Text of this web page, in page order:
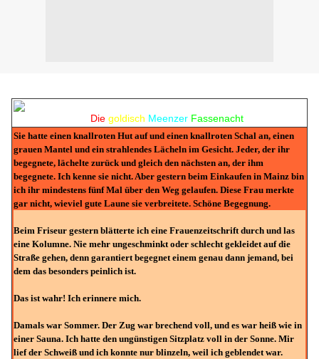
Die goldisch Meenzer Fassenacht
Sie hatte einen knallroten Hut auf und einen knallroten Schal an, einen
grauen Mantel und ein strahlendes Lächeln im Gesicht. Jeder, der ihr
begegnete, lächelte zurück und gleich den nächsten an, der ihm
begegnete. Ich kenne sie nicht. Aber gestern beim Einkaufen in Mainz bin
ich ihr mindestens fünf Mal über den Weg gelaufen. Diese Frau merkte
gar nicht, wieviel gute Laune sie verbreitete. Schöne Begegnung.
Beim Friseur gestern blätterte ich eine Frauenzeitschrift durch und las
eine Kolumne. Nie mehr ungeschminkt oder schlecht gekleidet auf die
Straße gehen, denn garantiert begegnet einem genau dann jemand, bei
dem das besonders peinlich ist.
Das ist wahr! Ich erinnere mich.
Damals war Sommer. Der Zug war brechend voll, und es war heiß wie in
einer Sauna. Ich hatte den ungünstigen Sitzplatz voll in der Sonne. Mir
lief der Schweiß und ich konnte nur blinzeln, weil ich geblendet war.